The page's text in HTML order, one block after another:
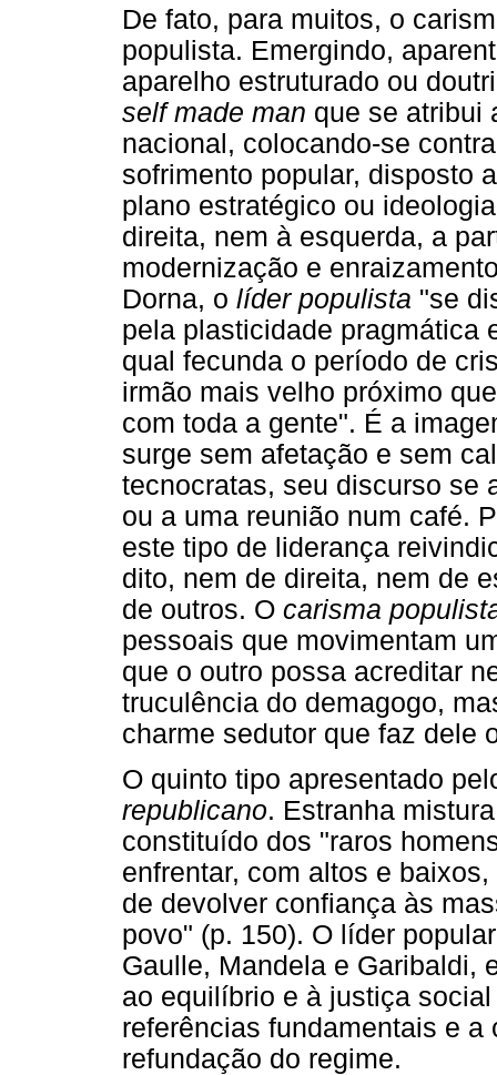
De fato, para muitos, o
populista. Emergindo,
aparelho estruturado ou
self made man que se atribui
nacional, colocando-se
sofrimento popular, disposto
plano estratégico ou
direita, nem à esquerda, a
modernização e
Dorna, o líder populista "se
pela plasticidade pragmática
qual fecunda o período de
irmão mais velho próximo
com toda a gente". É a
surge sem afetação e sem
tecnocratas, seu discurso se
ou a uma reunião num café.
este tipo de liderança
dito, nem de direita, nem de
de outros. O carisma
pessoais que movimentam
que o outro possa acreditar
truculência do demagogo,
charme sedutor que faz dele
O quinto tipo apresentado
republicano. Estranha
constituído dos "raros
enfrentar, com altos e
de devolver confiança às
povo" (p. 150). O líder
Gaulle, Mandela e Garibaldi,
ao equilíbrio e à justiça
referências fundamentais e
refundação do regime.